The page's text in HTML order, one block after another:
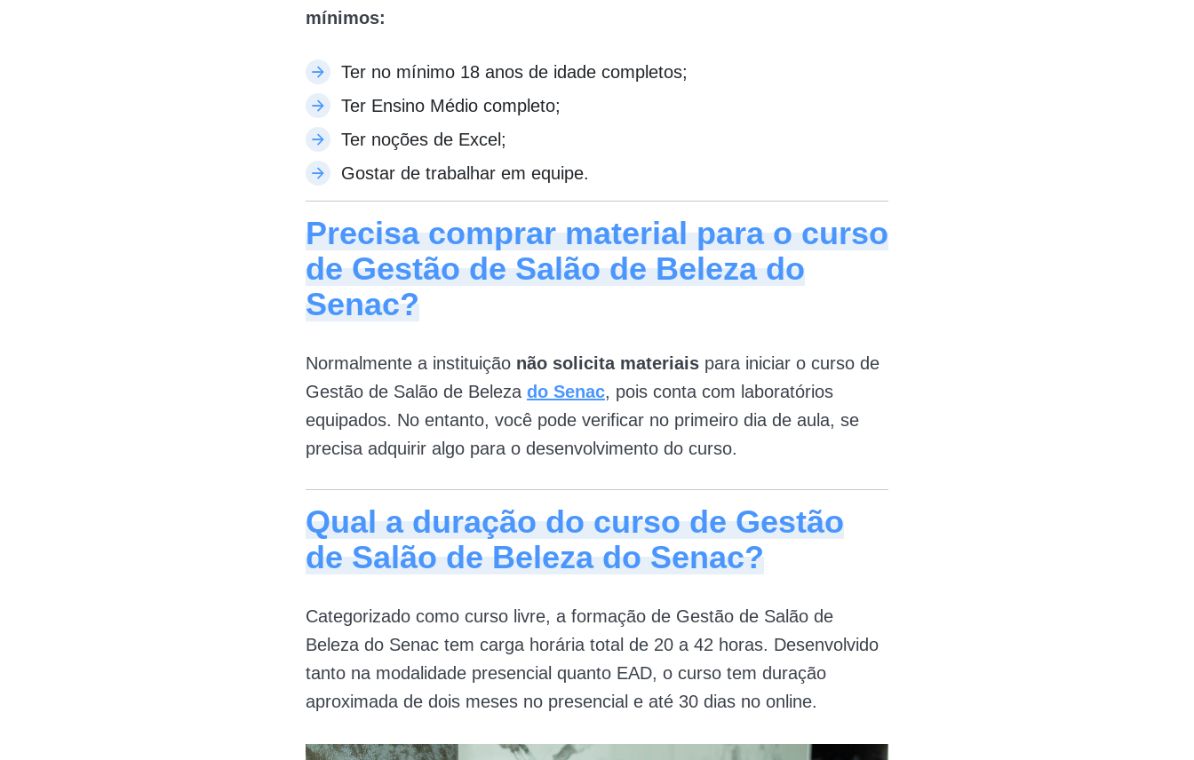
mínimos:
Ter no mínimo 18 anos de idade completos;
Ter Ensino Médio completo;
Ter noções de Excel;
Gostar de trabalhar em equipe.
Precisa comprar material para o curso
de Gestão de Salão de Beleza do
Senac?
Normalmente a instituição não solicita materiais para iniciar o curso de
Gestão de Salão de Beleza do Senac, pois conta com laboratórios
equipados. No entanto, você pode verificar no primeiro dia de aula, se
precisa adquirir algo para o desenvolvimento do curso.
Qual a duração do curso de Gestão
de Salão de Beleza do Senac?
Categorizado como curso livre, a formação de Gestão de Salão de
Beleza do Senac tem carga horária total de 20 a 42 horas. Desenvolvido
tanto na modalidade presencial quanto EAD, o curso tem duração
aproximada de dois meses no presencial e até 30 dias no online.